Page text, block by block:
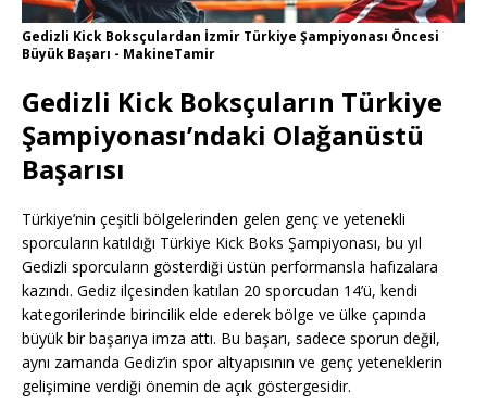
Gedizli Kick Boksçulardan İzmir Türkiye Şampiyonası Öncesi
Büyük Başarı - MakineTamir
Gedizli Kick Boksçuların Türkiye
Şampiyonası’ndaki Olağanüstü
Başarısı
Türkiye’nin çeşitli bölgelerinden gelen genç ve yetenekli
sporcuların katıldığı Türkiye Kick Boks Şampiyonası, bu yıl
Gedizli sporcuların gösterdiği üstün performansla hafızalara
kazındı. Gediz ilçesinden katılan 20 sporcudan 14’ü, kendi
kategorilerinde birincilik elde ederek bölge ve ülke çapında
büyük bir başarıya imza attı. Bu başarı, sadece sporun değil,
aynı zamanda Gediz’in spor altyapısının ve genç yeteneklerin
gelişimine verdiği önemin de açık göstergesidir.